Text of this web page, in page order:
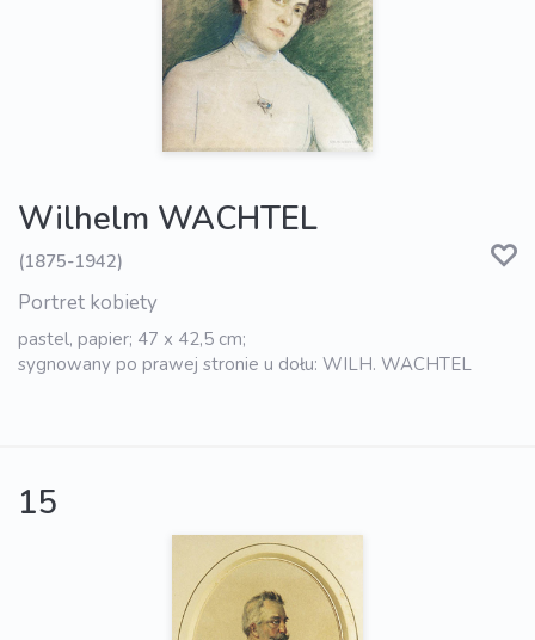
Wilhelm WACHTEL
(1875-1942)
Portret kobiety
pastel, papier; 47 x 42,5 cm;
sygnowany po prawej stronie u dołu: WILH. WACHTEL
15